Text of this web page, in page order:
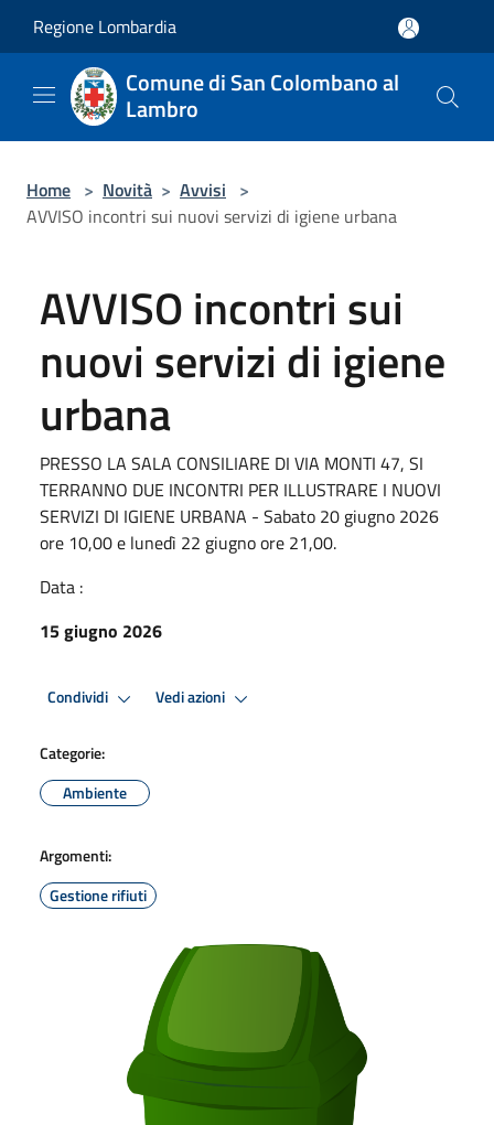
Regione Lombardia
Comune di San Colombano al
Lambro
Home > Novità > Avvisi >
AVVISO incontri sui nuovi servizi di igiene urbana
AVVISO incontri sui
nuovi servizi di igiene
urbana
PRESSO LA SALA CONSILIARE DI VIA MONTI 47, SI
TERRANNO DUE INCONTRI PER ILLUSTRARE I NUOVI
SERVIZI DI IGIENE URBANA - Sabato 20 giugno 2026
ore 10,00 e lunedì 22 giugno ore 21,00.
Data :
15 giugno 2026
Condividi Vedi azioni
Categorie:
Ambiente
Argomenti:
Gestione rifiuti